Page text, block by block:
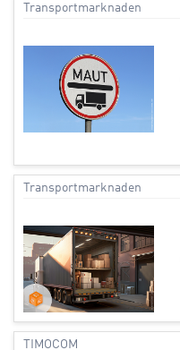
Transportmarknaden
Transportmarknaden
TIMOCOM